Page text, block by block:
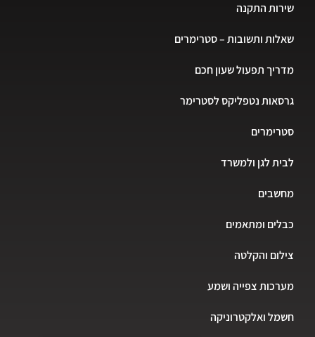
שירות התקנה
שאלות ותשובות – סטרימרים
מדריך תפעול שעון חכם
גרסאות נטפליקס לסטרימר
סטרימרים
לבית לגן ולמשרד
מחשבים
כבלים ומתאמים
צילום והקלטה
מערכות צפייה ושמע
חשמל ואלקטרוניקה